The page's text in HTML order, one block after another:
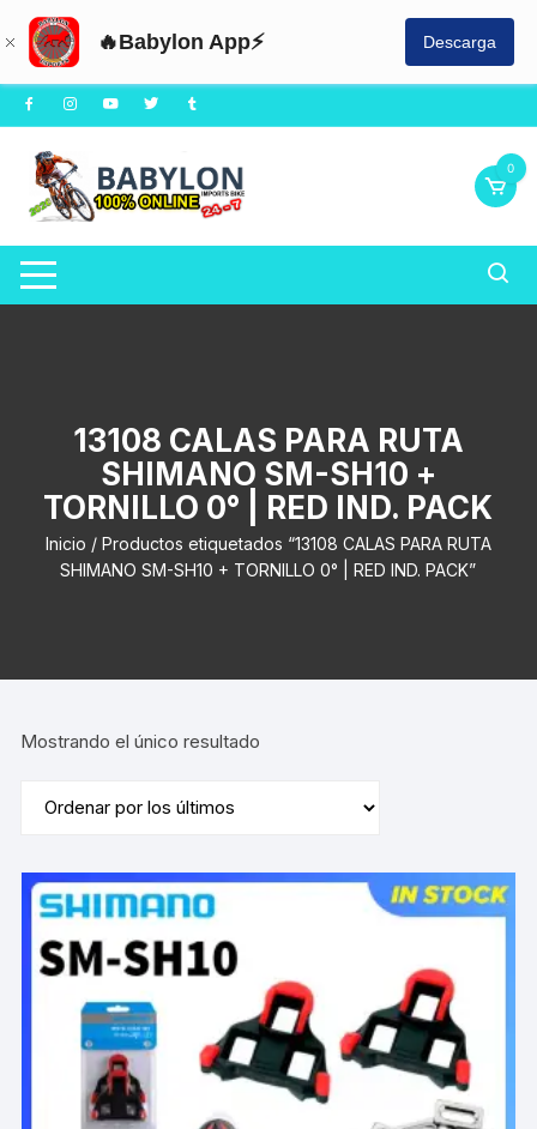
🔥Babylon App⚡ Descarga
Saltar
al
contenido
0
13108 CALAS PARA RUTA
SHIMANO SM-SH10 +
TORNILLO 0° | RED IND. PACK
Inicio / Productos etiquetados “13108 CALAS PARA RUTA
SHIMANO SM-SH10 + TORNILLO 0° | RED IND. PACK”
Mostrando el único resultado